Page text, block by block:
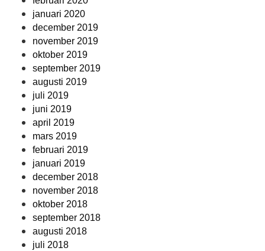
januari 2020
december 2019
november 2019
oktober 2019
september 2019
augusti 2019
juli 2019
juni 2019
april 2019
mars 2019
februari 2019
januari 2019
december 2018
november 2018
oktober 2018
september 2018
augusti 2018
juli 2018